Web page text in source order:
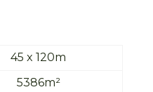
45 x 120m
5386m²